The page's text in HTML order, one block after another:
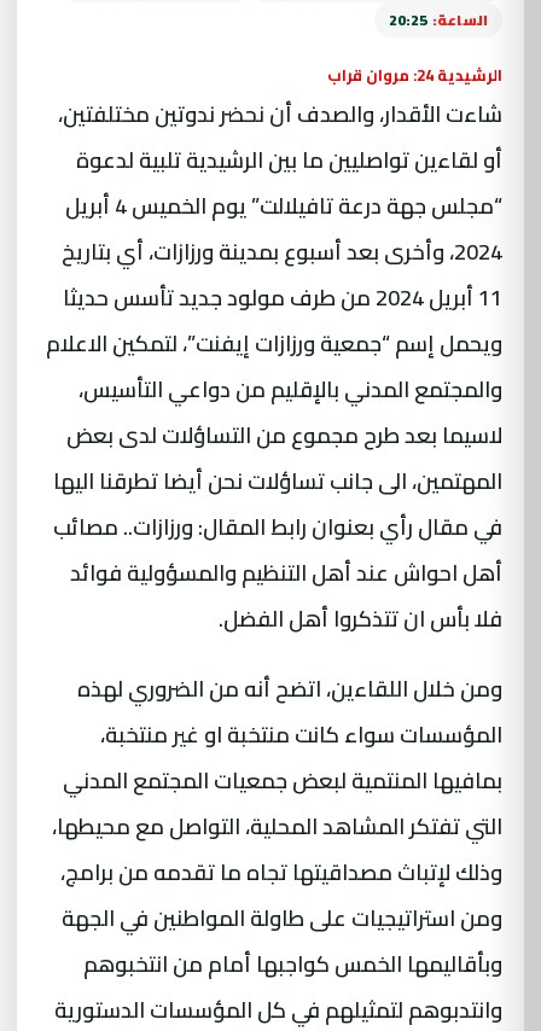
الساعة: 20:25
الرشيدية 24: مروان قراب
شاءت الأقدار، والصدف أن نحضر ندوتين مختلفتين،
أو لقاءين تواصليين ما بين الرشيدية تلبية لدعوة
“مجلس جهة درعة تافيلالت” يوم الخميس 4 أبريل
2024، وأخرى بعد أسبوع بمدينة ورزازات، أي بتاريخ
11 أبريل 2024 من طرف مولود جديد تأسس حديثا
ويحمل إسم “جمعية ورزازات إيفنت”، لتمكين الاعلام
والمجتمع المدني بالإقليم من دواعي التأسيس،
لاسيما بعد طرح مجموع من التساؤلات لدى بعض
المهتمين، الى جانب تساؤلات نحن أيضا تطرقنا اليها
في مقال رأي بعنوان رابط المقال: ورزازات.. مصائب
أهل احواش عند أهل التنظيم والمسؤولية فوائد
فلا بأس ان تتذكروا أهل الفضل.
ومن خلال اللقاءين، اتضح أنه من الضروري لهذه
المؤسسات سواء كانت منتخبة او غير منتخبة،
بمافيها المنتمية لبعض جمعيات المجتمع المدني
التي تفتكر المشاهد المحلية، التواصل مع محيطها،
وذلك لإتباث مصداقيتها تجاه ما تقدمه من برامج،
ومن استراتيجيات على طاولة المواطنين في الجهة
وبأقاليمها الخمس كواجبها أمام من انتخبوهم
وانتدبوهم لتمثيلهم في كل المؤسسات الدستورية